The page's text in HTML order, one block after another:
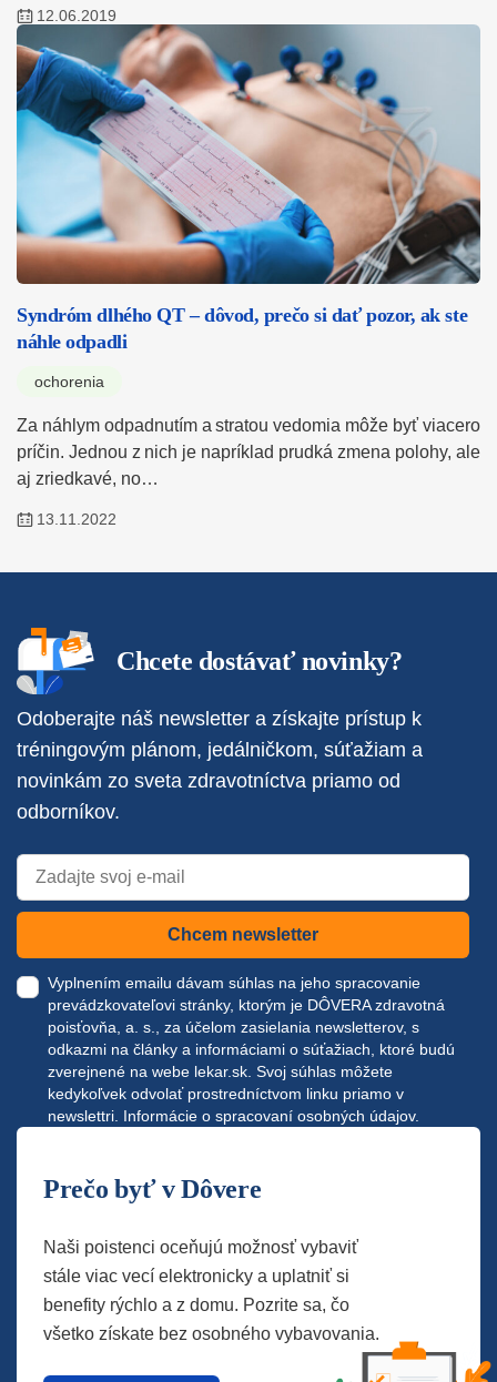
12.06.2019
Syndróm dlhého QT – dôvod, prečo si dať pozor, ak ste
náhle odpadli
ochorenia
Za náhlym odpadnutím a stratou vedomia môže byť viacero
príčin. Jednou z nich je napríklad prudká zmena polohy, ale
aj zriedkavé, no…
13.11.2022
Chcete dostávať novinky?
Odoberajte náš newsletter a získajte prístup k
tréningovým plánom, jedálničkom, súťažiam a
novinkám zo sveta zdravotníctva priamo od
odborníkov.
Chcem newsletter
Vyplnením emailu dávam súhlas na jeho spracovanie
prevádzkovateľovi stránky, ktorým je DÔVERA zdravotná
poisťovňa, a. s., za účelom zasielania newsletterov, s
odkazmi na články a informáciami o súťažiach, ktoré budú
zverejnené na webe lekar.sk . Svoj súhlas môžete
kedykoľvek odvolať prostredníctvom linku priamo v
newslettri. Informácie o spracovaní osobných údajov.
Prečo byť v Dôvere
Naši poistenci oceňujú možnosť vybaviť
stále viac vecí elektronicky a uplatniť si
benefity rýchlo a z domu. Pozrite sa, čo
všetko získate bez osobného vybavovania.